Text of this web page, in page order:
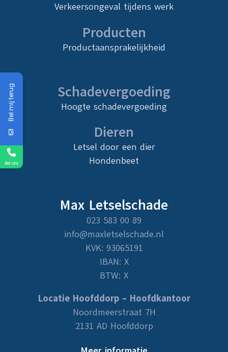
Verkeersongeval tijdens werk
Producten
Productaansprakelijkheid
Schadevergoeding
Hoogte schadevergoeding
Dieren
Letsel door een dier
Hondenbeet
Max Letselschade
023 583 00 89
info@maxletselschade.nl
KVK: 93065191
IBAN: X
BTW: X
Locatie Hoofddorp – Hoofdkantoor
Noordmeerstraat 7H
2131 AD Hoofddorp
Bel mij terug
Bel ons